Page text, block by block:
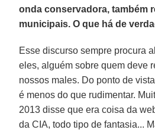
onda conservadora, também
municipais. O que há de
Esse discurso sempre procura
eles, alguém sobre quem deve
nossos males. Do ponto de
é menos do que rudimentar.
2013 disse que era coisa da
da CIA, todo tipo de fantasia...